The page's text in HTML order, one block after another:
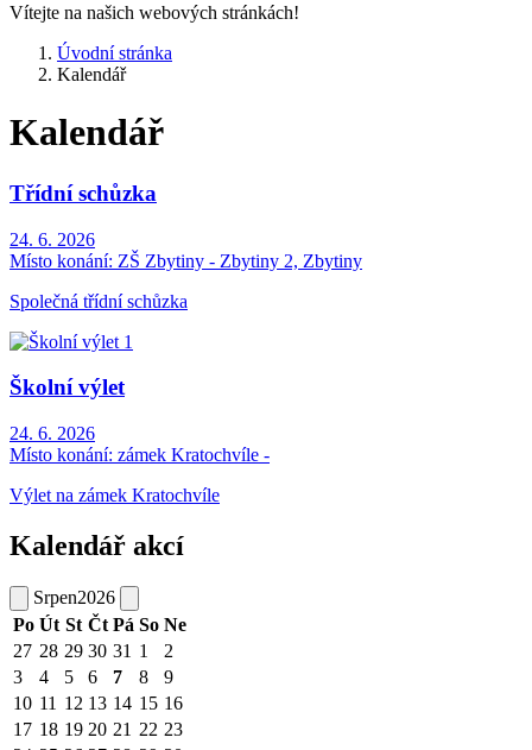
Vítejte na našich webových stránkách!
Úvodní stránka
Kalendář
Kalendář
Třídní schůzka
24. 6. 2026
Místo konání: ZŠ Zbytiny - Zbytiny 2, Zbytiny
Společná třídní schůzka
Školní výlet
24. 6. 2026
Místo konání: zámek Kratochvíle -
Výlet na zámek Kratochvíle
Kalendář akcí
Srpen2026
Po Út St Čt Pá So Ne
27 28 29 30 31 1
2
3
4 5 6 7 8
9
10 11 12 13 14 15 16
17 18 19 20 21 22 23